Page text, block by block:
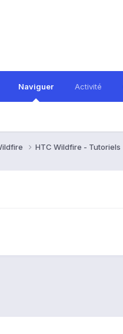
Naviguer Activité
HTC Wildfire - Tutoriels